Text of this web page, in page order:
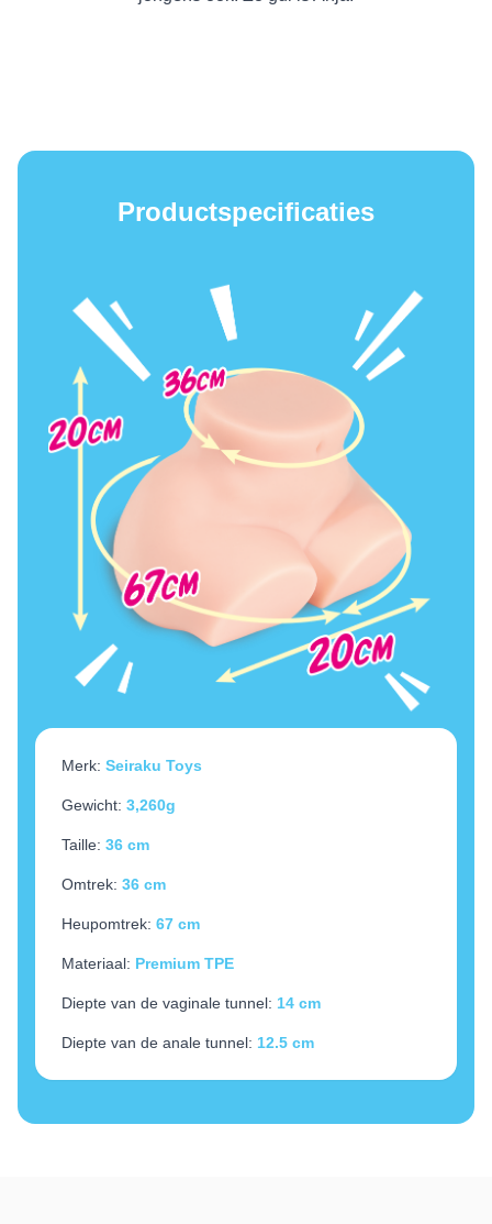
Productspecificaties
Merk: Seiraku Toys
Gewicht: 3,260g
Taille: 36 cm
Omtrek: 36 cm
Heupomtrek: 67 cm
Materiaal: Premium TPE
Diepte van de vaginale tunnel: 14 cm
Diepte van de anale tunnel: 12.5 cm